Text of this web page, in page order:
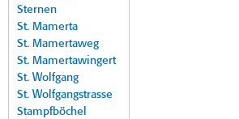
Sternen
St. Mamerta
St. Mamertaweg
St. Mamertawingert
St. Wolfgang
St. Wolfgangstrasse
Stampfböchel